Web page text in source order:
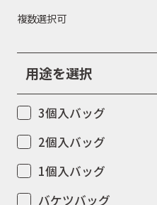
複数選択可
用途を選択
3個入バッグ
2個入バッグ
1個入バッグ
バケツバッグ